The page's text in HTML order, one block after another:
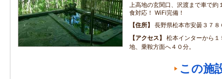
上高地の玄関口、沢渡まで車で約
食対応！ WiFi完備！
住所
長野県松本市安曇３７８
アクセス
松本インターから
地、乗鞍方面へ４０分。
この施